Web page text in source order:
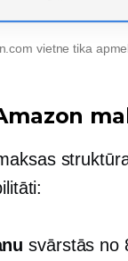
vietne tika
svārstās no